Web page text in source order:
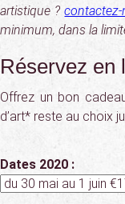
artistique ?contactez-
minimum, dans la
Réservez en
Offrez un bon
d’art* reste au choix
Dates 2020 :